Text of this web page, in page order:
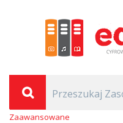
Zaawansowane